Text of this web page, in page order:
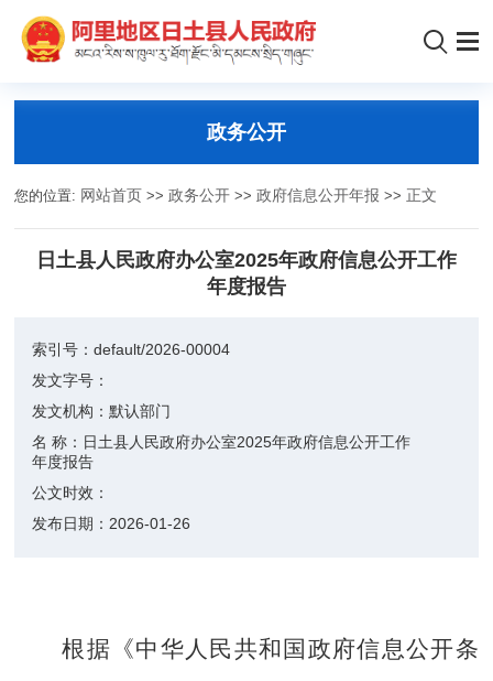
政务公开
您的位置: 网站首页 >>政务公开 >>政府信息公开年报 >> 正文
日土县人民政府办公室2025年政府信息公开工作
年度报告
索引号：default/2026-00004
发文字号：
发文机构：默认部门
名 称： 日土县人民政府办公室2025年政府信息公开工作
年度报告
公文时效：
发布日期： 2026-01-26
根据《中华人民共和国政府信息公开条